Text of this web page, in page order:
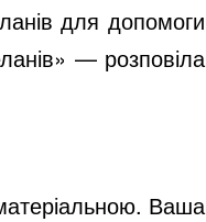
для допомоги
— розповіла
Ваша